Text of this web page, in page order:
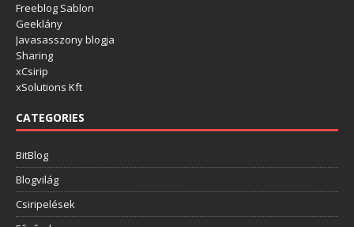
Freeblog Sablon
Geeklány
Javasasszony blogja
Sharing
xCsirip
xSolutions Kft
CATEGORIES
BitBlog
Blogvilág
Csiripelések